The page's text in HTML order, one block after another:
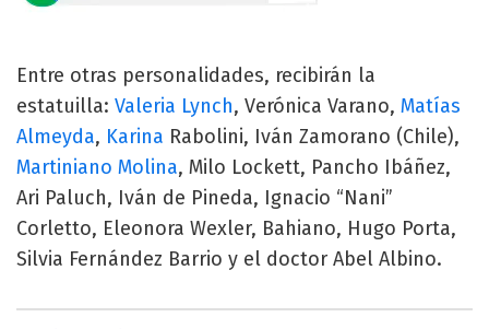
Entre otras personalidades, recibirán la
estatuilla: Valeria Lynch, Verónica Varano, Matías
Almeyda, Karina Rabolini, Iván Zamorano (Chile),
Martiniano Molina, Milo Lockett, Pancho Ibáñez,
Ari Paluch, Iván de Pineda, Ignacio “Nani”
Corletto, Eleonora Wexler, Bahiano, Hugo Porta,
Silvia Fernández Barrio y el doctor Abel Albino.